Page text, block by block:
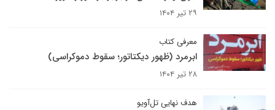
۲۹ تیر ۱۴۰۴
معرفی کتاب
ابرمرد (ظهور دیکتاتور؛ سقوط دموکراسی)
۲۸ تیر ۱۴۰۴
هدف نهایی تل‌آویو